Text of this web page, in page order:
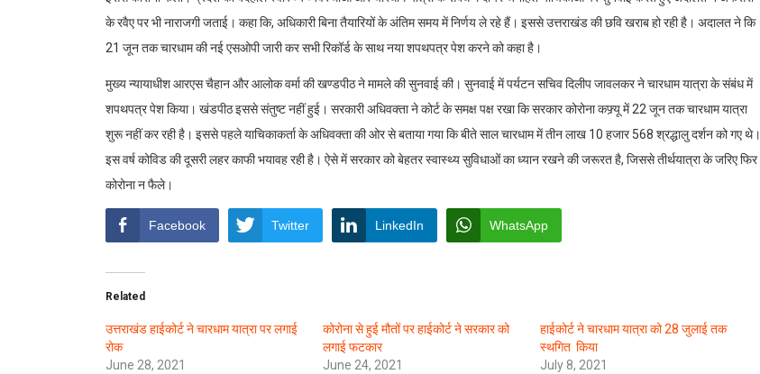
के रवैए पर भी नाराजगी जताई। कहा कि, अधिकारी बिना तैयारियों के अंतिम समय में निर्णय ले रहे हैं। इससे उत्तराखंड की छवि खराब हो रही है। अदालत ने कि
21 जून तक चारधाम की नई एसओपी जारी कर सभी रिकॉर्ड के साथ नया शपथपत्र पेश करने को कहा है।
मुख्य न्यायाधीश आरएस चैहान और आलोक वर्मा की खण्डपीठ ने मामले की सुनवाई की। सुनवाई में पर्यटन सचिव दिलीप जावलकर ने चारधाम यात्रा के संबंध में
शपथपत्र पेश किया। खंडपीठ इससे संतुष्ट नहीं हुई। सरकारी अधिवक्ता ने कोर्ट के समक्ष पक्ष रखा कि सरकार कोरोना कफ्र्यू में 22 जून तक चारधाम यात्रा
शुरू नहीं कर रही है। इससे पहले याचिकाकर्ता के अधिवक्ता की ओर से बताया गया कि बीते साल चारधाम में तीन लाख 10 हजार 568 श्रद्धालु दर्शन को गए थे।
इस वर्ष कोविड की दूसरी लहर काफी भयावह रही है। ऐसे में सरकार को बेहतर स्वास्थ्य सुविधाओं का ध्यान रखने की जरूरत है, जिससे तीर्थयात्रा के जरिए फिर
कोरोना न फैले।
Facebook Twitter LinkedIn WhatsApp
Related
उत्तराखंड हाईकोर्ट ने चारधाम यात्रा पर लगाई
रोक
June 28, 2021
कोरोना से हुई मौतों पर हाईकोर्ट ने सरकार को
लगाई फटकार
June 24, 2021
हाईकोर्ट ने चारधाम यात्रा को 28 जुलाई तक
स्थगित किया
July 8, 2021